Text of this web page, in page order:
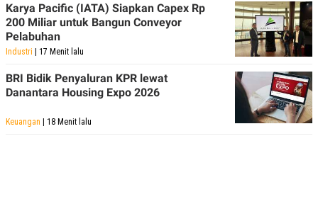
Karya Pacific (IATA) Siapkan Capex Rp
200 Miliar untuk Bangun Conveyor
Pelabuhan
Industri | 17 Menit lalu
BRI Bidik Penyaluran KPR lewat
Danantara Housing Expo 2026
Keuangan | 18 Menit lalu